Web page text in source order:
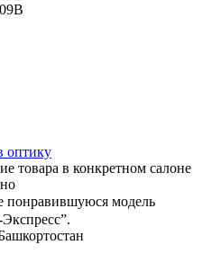
оптику
товара в конкретном салоне
понравившуюся модель